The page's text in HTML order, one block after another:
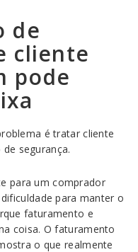
de
cliente
pode
é tratar cliente
segurança.
para um comprador
para manter o
faturamento e
coisa. O faturamento
o que realmente